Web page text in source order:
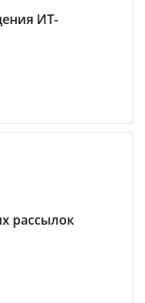
ИТ-
рассылок